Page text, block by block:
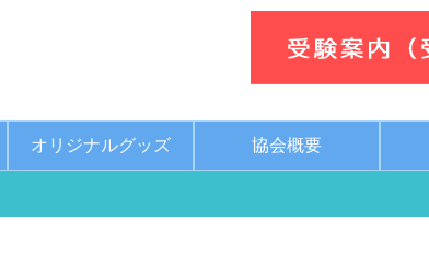
オリジナルグッズ 協会概要